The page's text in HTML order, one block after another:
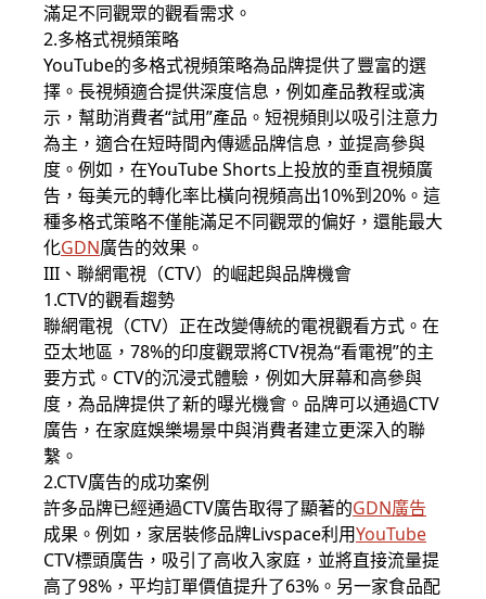
滿足不同觀眾的觀看需求。
2.多格式視頻策略
YouTube的多格式視頻策略為品牌提供了豐富的選
擇。長視頻適合提供深度信息，例如產品教程或演
示，幫助消費者“試用”產品。短視頻則以吸引注意力
為主，適合在短時間內傳遞品牌信息，並提高參與
度。例如，在YouTube Shorts上投放的垂直視頻廣
告，每美元的轉化率比橫向視頻高出10%到20%。這
種多格式策略不僅能滿足不同觀眾的偏好，還能最大
化GDN廣告的效果。
III、聯網電視（CTV）的崛起與品牌機會
1.CTV的觀看趨勢
聯網電視（CTV）正在改變傳統的電視觀看方式。在
亞太地區，78%的印度觀眾將CTV視為“看電視”的主
要方式。CTV的沉浸式體驗，例如大屏幕和高參與
度，為品牌提供了新的曝光機會。品牌可以通過CTV
廣告，在家庭娛樂場景中與消費者建立更深入的聯
繫。
2.CTV廣告的成功案例
許多品牌已經通過CTV廣告取得了顯著的GDN廣告
成果。例如，家居裝修品牌Livspace利用YouTube
CTV標頭廣告，吸引了高收入家庭，並將直接流量提
高了98%，平均訂單價值提升了63%。另一家食品配